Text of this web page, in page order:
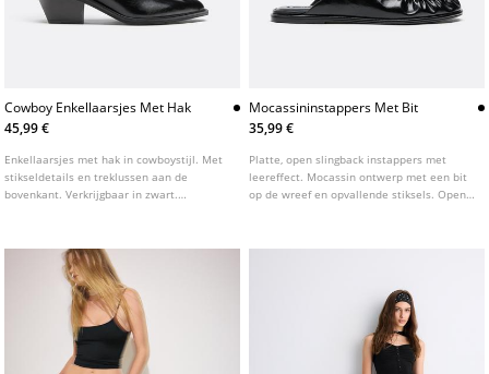
Cowboy Enkellaarsjes Met Hak
45,99 €
Enkellaarsjes met hak in cowboystijl. Met
stikseldetails en treklussen aan de
bovenkant. Verkrijgbaar in zwart.
Mocassininstappers Met Bit
35,99 €
Platte, open slingback instappers met
leereffect. Mocassin ontwerp met een bit
op de wreef en opvallende stiksels. Open